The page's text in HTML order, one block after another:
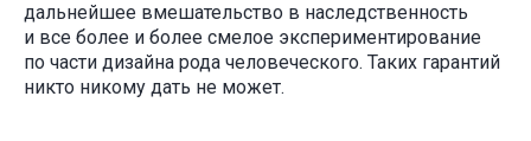
дальнейшее вмешательство в наследственность
и все более и более смелое экспериментирование
по части дизайна рода человеческого. Таких гарантий
никто никому дать не может.